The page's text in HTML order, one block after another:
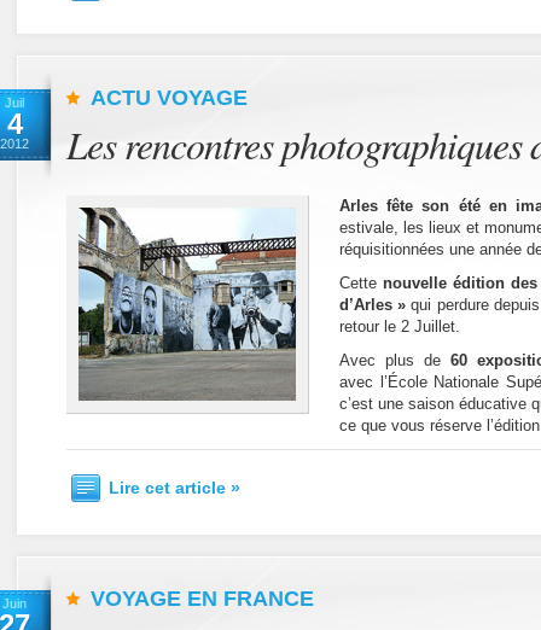
Juil
4
2012
ACTU VOYAGE
Les rencontres photographiques
Arles fête son été en
estivale, les lieux et
réquisitionnées une année
Cette nouvelle édition
d’Arles »qui perdure
retour le 2 Juillet.
Avec plus de 60
avec l’École Nationale
c’est une saison éducative
ce que vous réserve
Lire cet article »
Juin VOYAGE EN FRANCE